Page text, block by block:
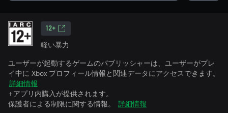
12+
軽い暴力
ユーザーが起動するゲームのパブリッシャーは、ユーザーがプレ
イ中に Xbox プロフィール情報と関連データにアクセスできます。
詳細情報
+アプリ内購入が提供されます。
保護者による制限に関する情報。
詳細情報